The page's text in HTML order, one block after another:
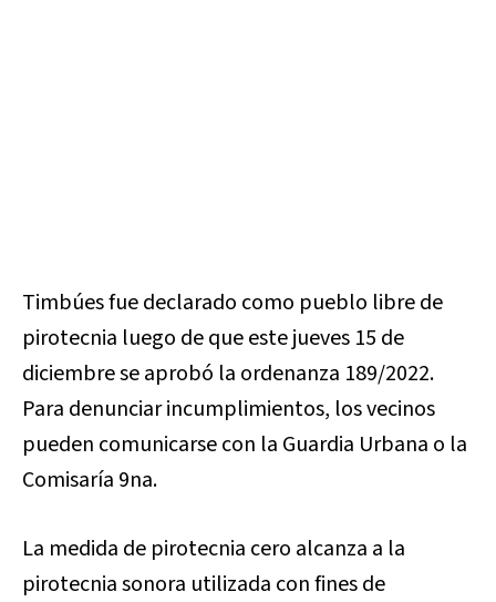
Timbúes fue declarado como pueblo libre de
pirotecnia luego de que este jueves 15 de
diciembre se aprobó la ordenanza 189/2022.
Para denunciar incumplimientos, los vecinos
pueden comunicarse con la Guardia Urbana o la
Comisaría 9na.
La medida de pirotecnia cero alcanza a la
pirotecnia sonora utilizada con fines de